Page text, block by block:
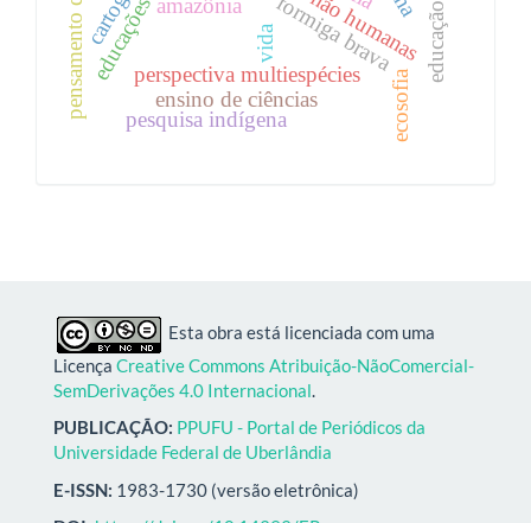
formiga brava
perspectiva multiespécies
vida
ensino de ciências ecosofia
pesquisa indígena
Esta obra está licenciada com uma
Licença Creative Commons Atribuição-NãoComercial-
SemDerivações 4.0 Internacional.
PUBLICAÇÃO: PPUFU - Portal de Periódicos da
Universidade Federal de Uberlândia
E-ISSN: 1983-1730 (versão eletrônica)